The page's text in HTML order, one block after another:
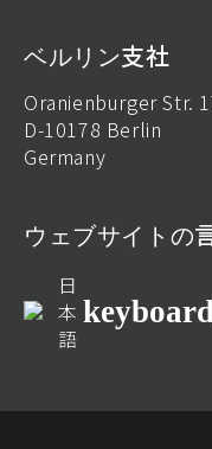
ベルリン支社
Oranienburger Str.
D-10178 Berlin
Germany
ウェブサイトの
日
本
語